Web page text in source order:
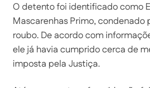
O detento foi identificado como
Mascarenhas Primo, condenado
roubo. De acordo com
ele já havia cumprido cerca de
imposta pela Justiça.